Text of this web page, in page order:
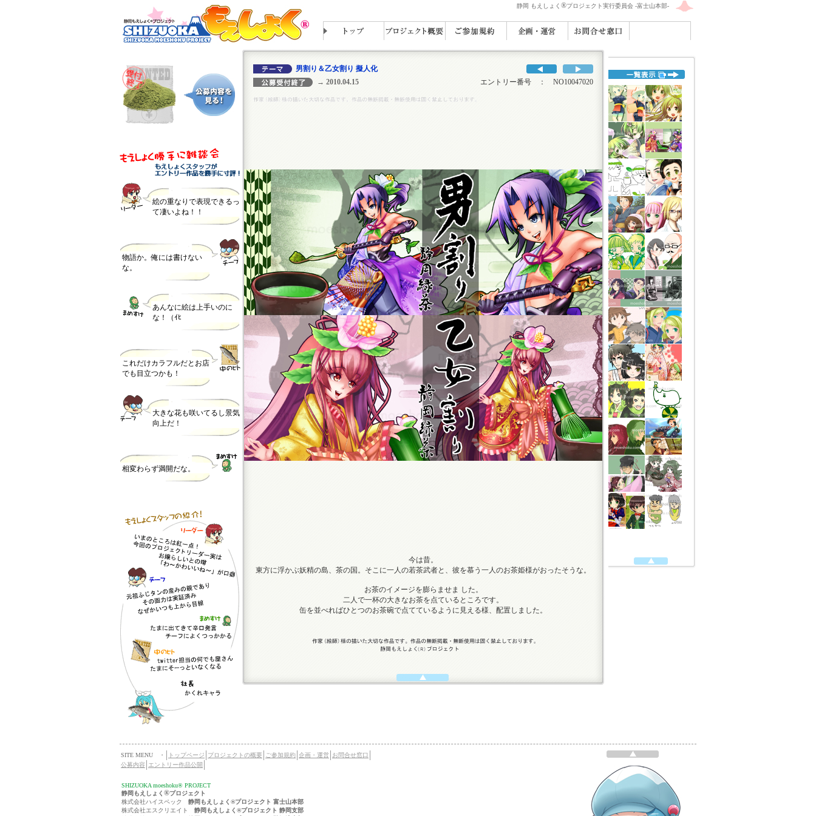
静岡 もえしょく ®プロジェクト実行委員会 -富士山本部-
絵の重なりで表現できるっ
て凄いよね！！
物語か。俺には書けない
な。
あんなに絵は上手いのに
な！（ｲﾋ
これだけカラフルだとお店
でも目立つかも！
大きな花も咲いてるし景気
向上だ！
相変わらず満開だな。
男割り＆乙女割り 擬人化
→ 2010.04.15
エントリー番号 ： NO10047020
今は昔。
東方に浮かぶ妖精の島、茶の国。そこに一人の若茶武者と、彼を慕う一人のお茶姫様がおったそうな。
お茶のイメージを膨らませま した。
二人で一杯の大きなお茶を点ているところです。
缶を並べればひとつのお茶碗で点てているように見える様、配置しました。
SITE MENU ・ トップページ プロジェクトの概要 ご参加規約 企画・運営 お問合せ窓口
公募内容
エントリー作品公開
SHIZUOKA moeshoku® PROJECT
静岡もえしょく ®プロジェクト
株式会社ハイスペック 静岡もえしょく®プロジェクト 富士山本部
株式会社エスクリエイト 静岡もえしょく®プロジェクト 静岡支部